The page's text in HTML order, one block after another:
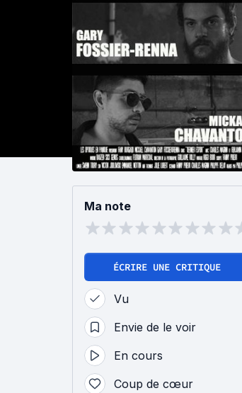
Ma note
ÉCRIRE UNE CRITIQUE
Vu
Envie de le voir
En cours
Coup de cœur